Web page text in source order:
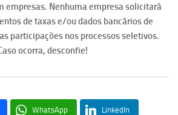
empresas. Nenhuma empresa solicitará
de taxas e/ou dados bancários de
participações nos processos seletivos.
ocorra, desconfie!
WhatsApp LinkedIn